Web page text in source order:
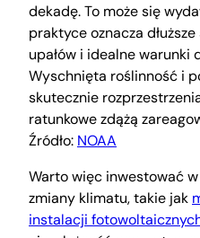
dekadę. To może się
praktyce oznacza
upałów i idealne warunki
Wyschnięta roślinność i
skutecznie
ratunkowe zdążą
Źródło: NOAA
Warto więc inwestować
zmiany klimatu, takie jak
instalacji